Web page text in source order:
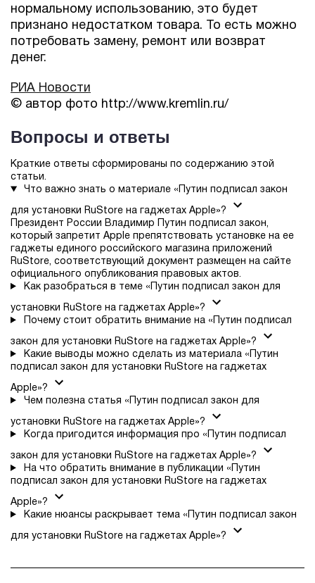
нормальному использованию, это будет
признано недостатком товара. То есть можно
потребовать замену, ремонт или возврат
денег.
РИА Новости
© автор фото http://www.kremlin.ru/
Вопросы и ответы
Краткие ответы сформированы по содержанию этой
статьи.
Что важно знать о материале «Путин подписал закон
для установки RuStore на гаджетах Apple»?
Президент России Владимир Путин подписал закон,
который запретит Apple препятствовать установке на ее
гаджеты единого российского магазина приложений
RuStore, соответствующий документ размещен на сайте
официального опубликования правовых актов.
Как разобраться в теме «Путин подписал закон для
установки RuStore на гаджетах Apple»?
Почему стоит обратить внимание на «Путин подписал
закон для установки RuStore на гаджетах Apple»?
Какие выводы можно сделать из материала «Путин
подписал закон для установки RuStore на гаджетах
Apple»?
Чем полезна статья «Путин подписал закон для
установки RuStore на гаджетах Apple»?
Когда пригодится информация про «Путин подписал
закон для установки RuStore на гаджетах Apple»?
На что обратить внимание в публикации «Путин
подписал закон для установки RuStore на гаджетах
Apple»?
Какие нюансы раскрывает тема «Путин подписал закон
для установки RuStore на гаджетах Apple»?